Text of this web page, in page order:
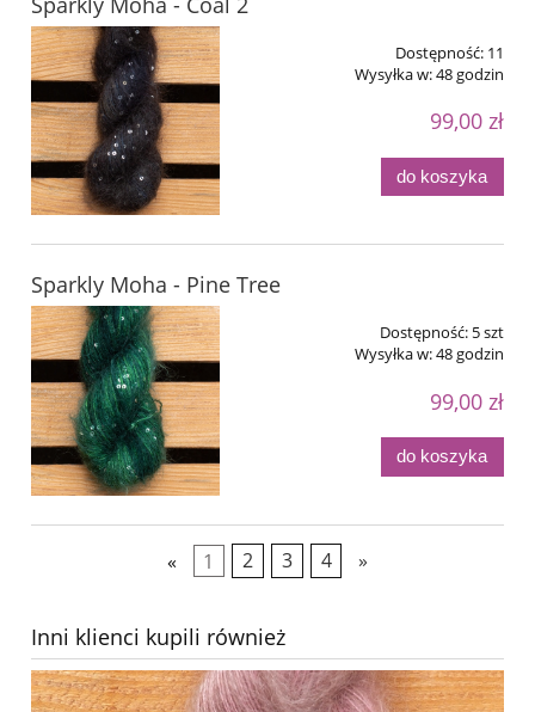
Dostępność: 11
Wysyłka w:48 godzin
99,00 zł
do koszyka
Sparkly Moha - Pine Tree
Dostępność: 5 szt
Wysyłka w:48 godzin
99,00 zł
do koszyka
« 1 2 3 4 »
Inni klienci kupili również